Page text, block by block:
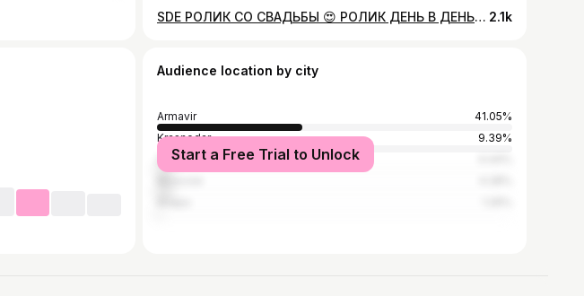
SDE РОЛИК СО СВАДЬБЫ 😍 РОЛИК ДЕНЬ В ДЕНЬ #видеографкрд #видеографкраснодар #видеографмосква #видеографсочи #видеографнасвадьбу #видеографростов #видеографармавир #видеографставрополь #видеографростовнадону 2.1k
Audience location by city
Armavir
41.05%
Krasnodar
9.39%
Sochi
Start a Free Trial to Unlock